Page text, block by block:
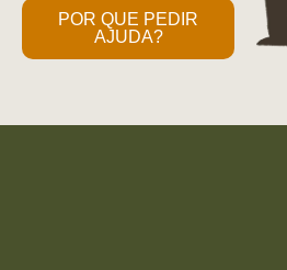
POR QUE PEDIR
AJUDA?